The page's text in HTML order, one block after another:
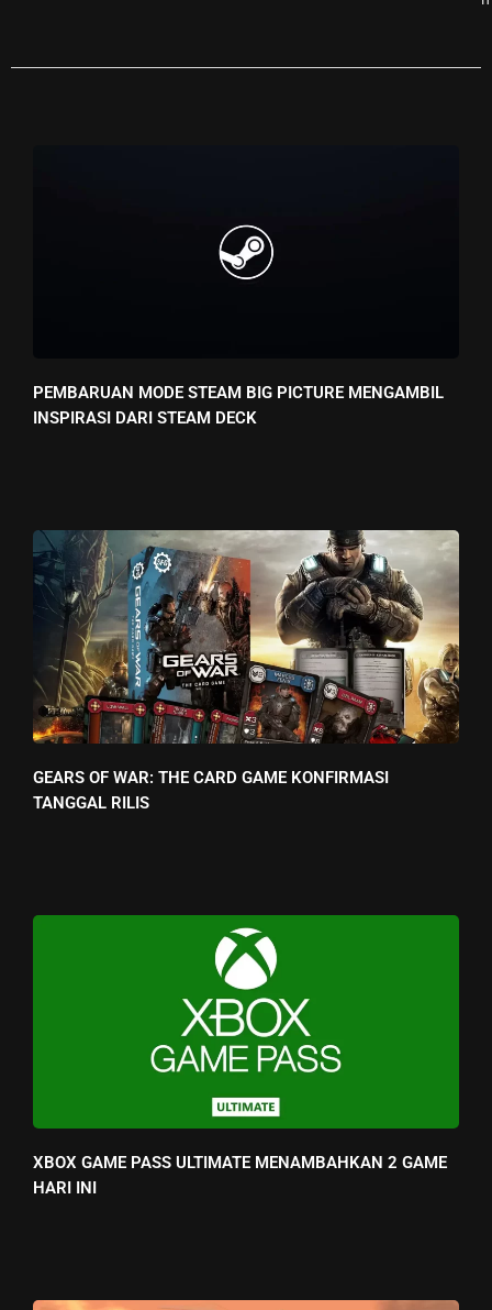
PEMBARUAN MODE STEAM BIG PICTURE MENGAMBIL
INSPIRASI DARI STEAM DECK
GEARS OF WAR: THE CARD GAME KONFIRMASI
TANGGAL RILIS
XBOX GAME PASS ULTIMATE MENAMBAHKAN 2 GAME
HARI INI